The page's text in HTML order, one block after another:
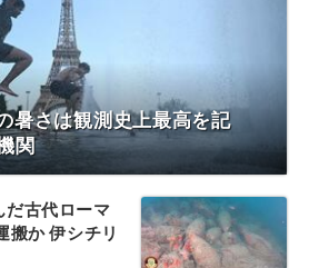
暑さは観測史上最高を記
関
だ古代ローマ
搬か 伊シチリ